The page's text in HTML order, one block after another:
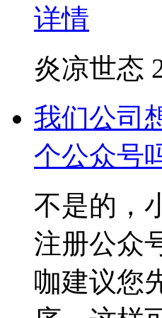
详情
炎凉世态
我们公司
个公众号
不是的，
注册公众
咖建议您